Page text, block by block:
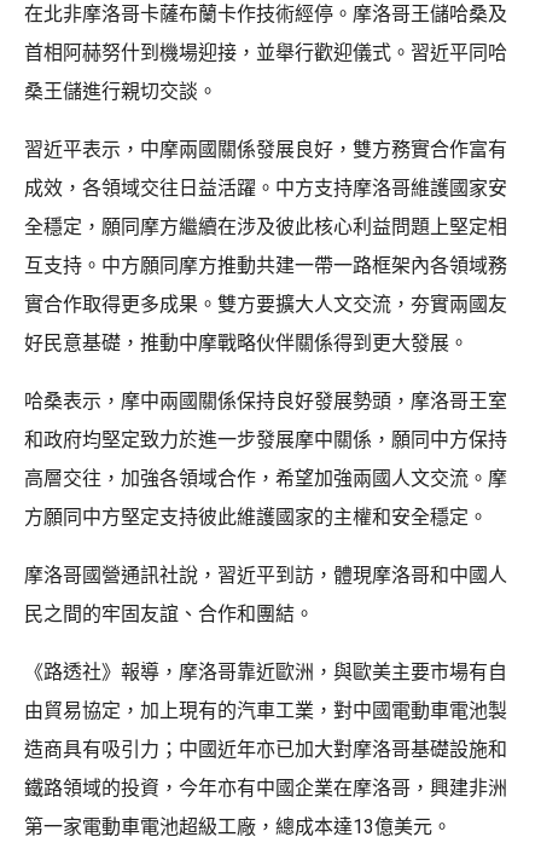
在北非摩洛哥卡薩布蘭卡作技術經停。摩洛哥王儲哈桑及
首相阿赫努什到機場迎接，並舉行歡迎儀式。習近平同哈
桑王儲進行親切交談。
習近平表示，中摩兩國關係發展良好，雙方務實合作富有
成效，各領域交往日益活躍。中方支持摩洛哥維護國家安
全穩定，願同摩方繼續在涉及彼此核心利益問題上堅定相
互支持。中方願同摩方推動共建一帶一路框架內各領域務
實合作取得更多成果。雙方要擴大人文交流，夯實兩國友
好民意基礎，推動中摩戰略伙伴關係得到更大發展。
哈桑表示，摩中兩國關係保持良好發展勢頭，摩洛哥王室
和政府均堅定致力於進一步發展摩中關係，願同中方保持
高層交往，加強各領域合作，希望加強兩國人文交流。摩
方願同中方堅定支持彼此維護國家的主權和安全穩定。
摩洛哥國營通訊社說，習近平到訪，體現摩洛哥和中國人
民之間的牢固友誼、合作和團結。
《路透社》報導，摩洛哥靠近歐洲，與歐美主要市場有自
由貿易協定，加上現有的汽車工業，對中國電動車電池製
造商具有吸引力；中國近年亦已加大對摩洛哥基礎設施和
鐵路領域的投資，今年亦有中國企業在摩洛哥，興建非洲
第一家電動車電池超級工廠，總成本達13億美元。